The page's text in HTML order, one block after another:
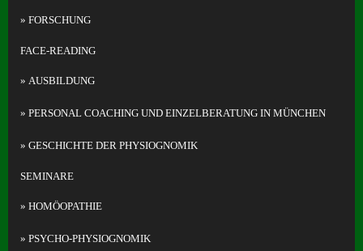
FORSCHUNG
FACE-READING
AUSBILDUNG
PERSONAL COACHING UND EINZELBERATUNG IN MÜNCHEN
GESCHICHTE DER PHYSIOGNOMIK
SEMINARE
HOMÖOPATHIE
PSYCHO-PHYSIOGNOMIK